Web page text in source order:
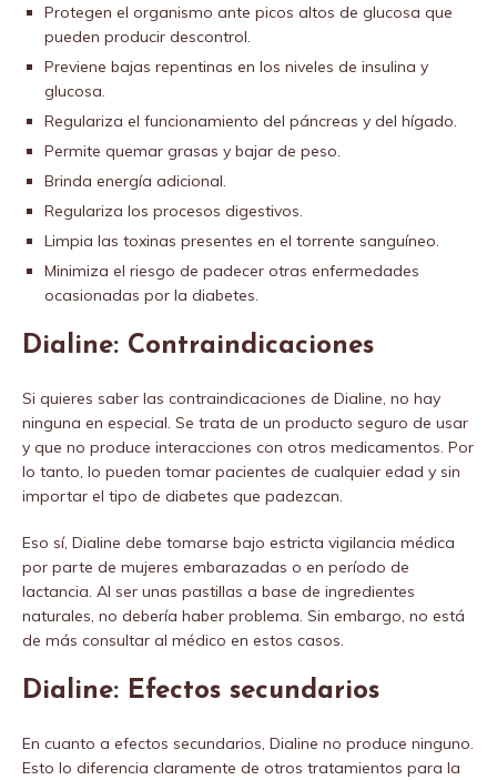
Protegen el organismo ante picos altos de glucosa que
pueden producir descontrol.
Previene bajas repentinas en los niveles de insulina y
glucosa.
Regulariza el funcionamiento del páncreas y del hígado.
Permite quemar grasas y bajar de peso.
Brinda energía adicional.
Regulariza los procesos digestivos.
Limpia las toxinas presentes en el torrente sanguíneo.
Minimiza el riesgo de padecer otras enfermedades
ocasionadas por la diabetes.
Dialine: Contraindicaciones
Si quieres saber las contraindicaciones de Dialine, no hay
ninguna en especial. Se trata de un producto seguro de usar
y que no produce interacciones con otros medicamentos. Por
lo tanto, lo pueden tomar pacientes de cualquier edad y sin
importar el tipo de diabetes que padezcan.
Eso sí, Dialine debe tomarse bajo estricta vigilancia médica
por parte de mujeres embarazadas o en período de
lactancia. Al ser unas pastillas a base de ingredientes
naturales, no debería haber problema. Sin embargo, no está
de más consultar al médico en estos casos.
Dialine: Efectos secundarios
En cuanto a efectos secundarios, Dialine no produce ninguno.
Esto lo diferencia claramente de otros tratamientos para la